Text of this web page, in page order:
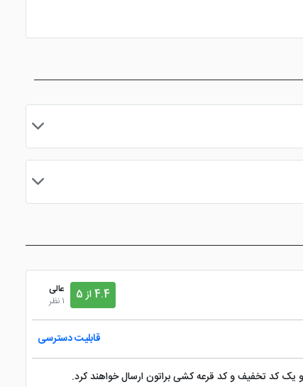
4.4 از 5
عالی
1 نظر
قابلیت دسترسی
و یک کد تخفیف و کد قرعه کشی براتون ارسال خواهند کرد.